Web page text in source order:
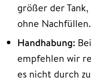
größer der
ohne Nachfüllen.
Handhabung:
empfehlen wir
es nicht durch